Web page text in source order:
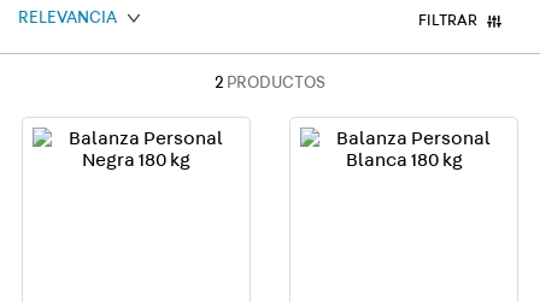
RELEVANCIA FILTRAR
2 PRODUCTOS